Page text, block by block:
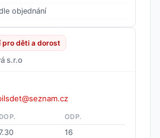
objednání
děti a dorost
s.r.o
DOP. ODP.
16